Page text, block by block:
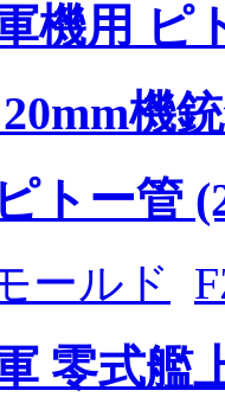
機用 ピ
機
トー管
ールド
零式艦